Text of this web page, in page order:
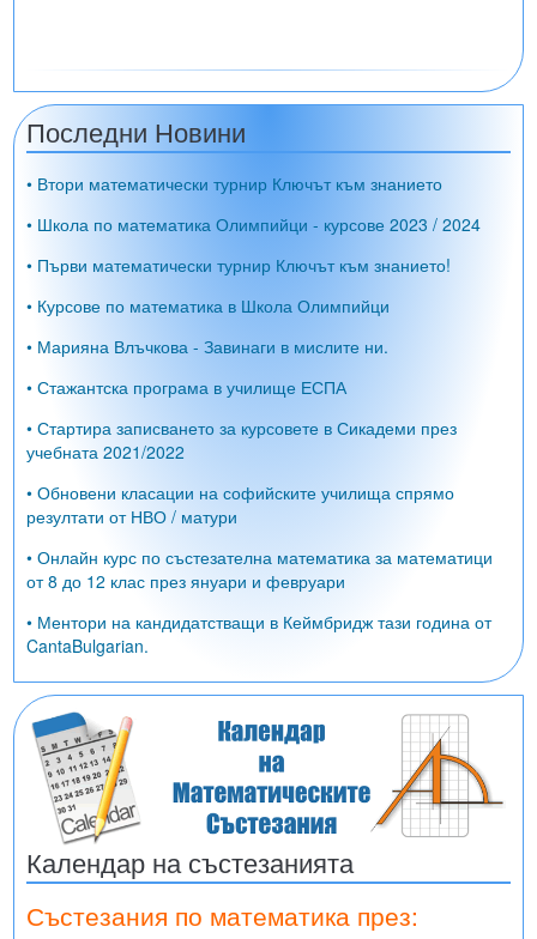
Последни Новини
• Втори математически турнир Ключът към знанието
• Школа по математика Олимпийци - курсове 2023 / 2024
• Първи математически турнир Ключът към знанието!
• Курсове по математика в Школа Олимпийци
• Марияна Влъчкова - Завинаги в мислите ни.
• Стажантска програма в училище ЕСПА
• Стартира записването за курсовете в Сикадеми през
учебната 2021/2022
• Обновени класации на софийските училища спрямо
резултати от НВО / матури
• Онлайн курс по състезателна математика за математици
от 8 до 12 клас през януари и февруари
• Ментори на кандидатстващи в Кеймбридж тази година от
CantaBulgarian.
Календар на състезанията
Състезания по математика през: